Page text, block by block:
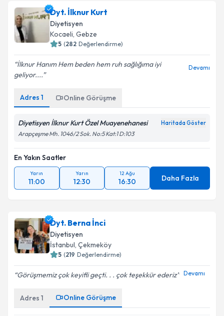
Dyt. İlknur Kurt
Diyetisyen
Kocaeli, Gebze
5 (282 Değerlendirme)
İlknur Hanım Hem beden hem ruh sağlığıma iyi
geliyor....
Devamı
Adres 1 Online Görüşme
Diyetisyen İlknur Kurt Özel Muayenehanesi Haritada Göster
Arapçeşme Mh. 1046/2 Sok. No:5 Kat:1 D:103
En Yakın Saatler
Yarın
11:00
Yarın
12:30
12 Ağu
16:30 Daha Fazla
Dyt. Berna İnci
Diyetisyen
İstanbul, Çekmeköy
5 (219 Değerlendirme)
Görüşmemiz çok keyifli geçti. . . çok teşekkür ederiz Devamı
Adres 1 Online Görüşme